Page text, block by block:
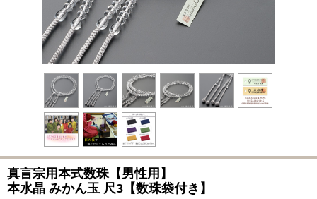
真言宗用本式数珠 【男性用】
本水晶 みかん玉 尺3【数珠袋付き】